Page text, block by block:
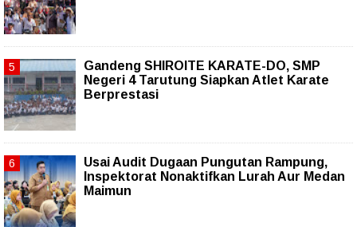
Gandeng SHIROITE KARATE-DO, SMP
Negeri 4 Tarutung Siapkan Atlet Karate
Berprestasi
Usai Audit Dugaan Pungutan Rampung,
Inspektorat Nonaktifkan Lurah Aur Medan
Maimun